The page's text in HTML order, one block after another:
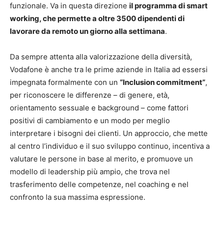
funzionale. Va in questa direzione il programma di smart
working, che permette a oltre 3500 dipendenti di
lavorare da remoto un giorno alla settimana.
Da sempre attenta alla valorizzazione della diversità,
Vodafone è anche tra le prime aziende in Italia ad essersi
impegnata formalmente con un “Inclusion commitment”,
per riconoscere le differenze – di genere, età,
orientamento sessuale e background – come fattori
positivi di cambiamento e un modo per meglio
interpretare i bisogni dei clienti. Un approccio, che mette
al centro l’individuo e il suo sviluppo continuo, incentiva a
valutare le persone in base al merito, e promuove un
modello di leadership più ampio, che trova nel
trasferimento delle competenze, nel coaching e nel
confronto la sua massima espressione.